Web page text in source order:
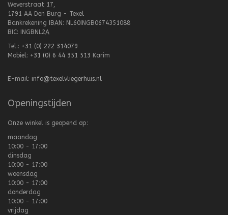
Weverstraat 17,
1791 AA Den Burg - Texel
Bankrekening IBAN: NL60INGB0674351088
BIC: INGBNL2A
Tel.: +31 (0) 222 314079
Mobiel: +31 (0) 6 44 351 513 Karim
E-mail: info@texelvliegerhuis.nl
Openingstijden
Onze winkel is geopend op:
maandag
10:00 - 17:00
dinsdag
10:00 - 17:00
woensdag
10:00 - 17:00
donderdag
10:00 - 17:00
vrijdag